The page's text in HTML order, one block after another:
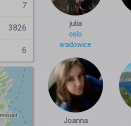
7
3826
6
julia
oslo
wadowice
Joanna